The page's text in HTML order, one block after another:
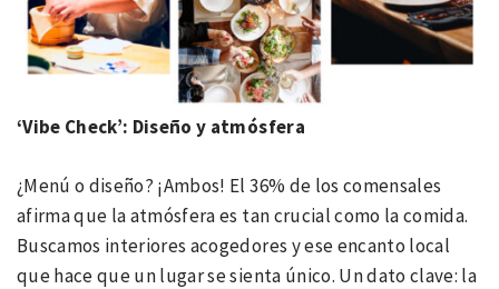
‘Vibe Check’: Diseño y atmósfera
¿Menú o diseño? ¡Ambos! El 36% de los comensales
afirma que la atmósfera es tan crucial como la comida.
Buscamos interiores acogedores y ese encanto local
que hace que un lugar se sienta único. Un dato clave: la